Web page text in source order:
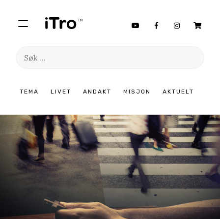
TEMA LIVET ANDAKT MISJON AKTUELT
Søk
innhold